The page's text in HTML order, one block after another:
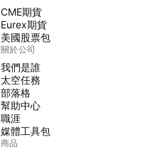
CME期貨
Eurex期貨
美國股票包
關於公司
我們是誰
太空任務
部落格
幫助中心
職涯
媒體工具包
商品